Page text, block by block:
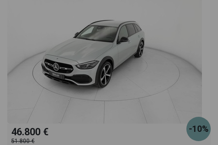
-10%
46.800 €
51.800 €